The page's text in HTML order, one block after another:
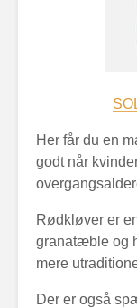
Her får du en
godt når
Rødkløver er
granatæble og
mere
Der er også